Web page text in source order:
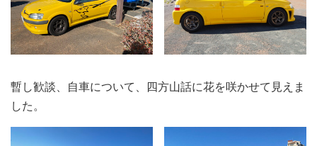
暫し歓談、自車について、四方山話に花を咲かせて見えま
した。